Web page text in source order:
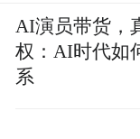
AI演员带货，
权：AI时代如
系